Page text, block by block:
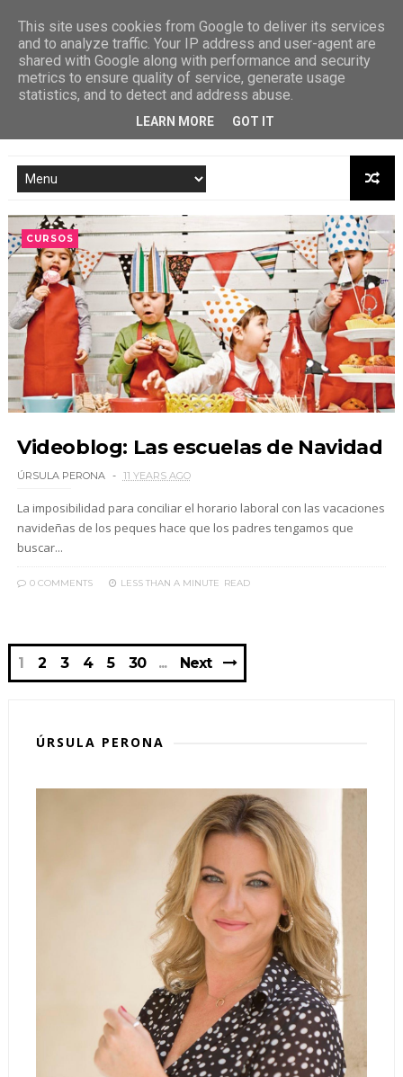
CURSOS
Videoblog: Las escuelas de Navidad
ÚRSULA PERONA 11 YEARS AGO
La imposibilidad para conciliar el horario laboral con las vacaciones
navideñas de los peques hace que los padres tengamos que
buscar...
0 COMMENTS LESS THAN A MINUTE READ
1 2 3 4 5 30 Next
ÚRSULA PERONA
This site uses cookies from Google to deliver its services
and to analyze traffic. Your IP address and user-agent are
shared with Google along with performance and security
metrics to ensure quality of service, generate usage
statistics, and to detect and address abuse.
LEARN MORE GOT IT